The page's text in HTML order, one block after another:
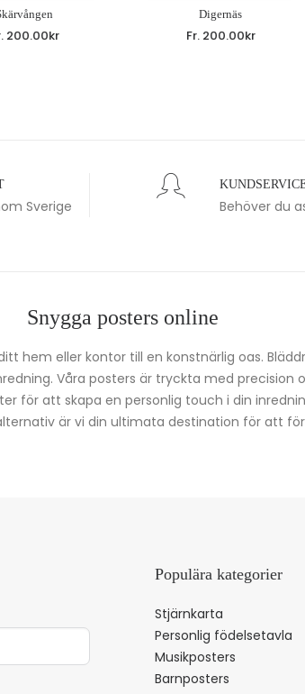
200.00kr
Digernäs
Fr. 200.00kr
Sverige Behöver du
Snygga posters online
eller kontor till en konstnärlig oas.
Våra posters är tryckta med
för att skapa en personlig touch i din
är vi din ultimata destination för att
Populära kategorier
Stjärnkarta
Personlig födelsetavla
Musikposters
Barnposters